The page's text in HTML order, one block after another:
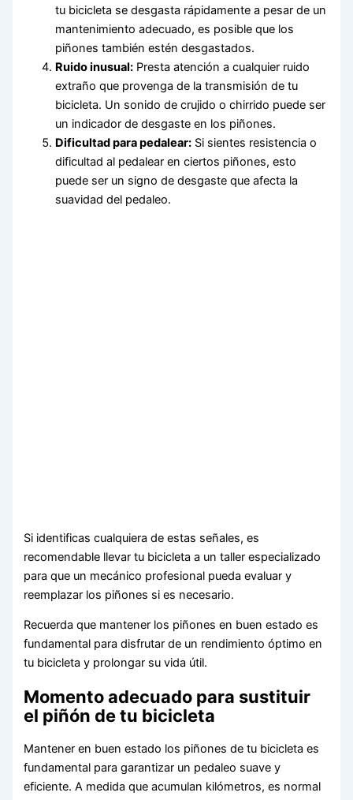
tu bicicleta se desgasta rápidamente a pesar de un
mantenimiento adecuado, es posible que los
piñones también estén desgastados.
Ruido inusual: Presta atención a cualquier ruido
extraño que provenga de la transmisión de tu
bicicleta. Un sonido de crujido o chirrido puede ser
un indicador de desgaste en los piñones.
Dificultad para pedalear: Si sientes resistencia o
dificultad al pedalear en ciertos piñones, esto
puede ser un signo de desgaste que afecta la
suavidad del pedaleo.
Si identificas cualquiera de estas señales, es
recomendable llevar tu bicicleta a un taller especializado
para que un mecánico profesional pueda evaluar y
reemplazar los piñones si es necesario.
Recuerda que mantener los piñones en buen estado es
fundamental para disfrutar de un rendimiento óptimo en
tu bicicleta y prolongar su vida útil.
Momento adecuado para sustituir
el piñón de tu bicicleta
Mantener en buen estado los piñones de tu bicicleta es
fundamental para garantizar un pedaleo suave y
eficiente. A medida que acumulan kilómetros, es normal